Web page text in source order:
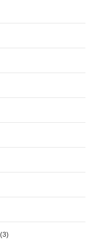
(3)